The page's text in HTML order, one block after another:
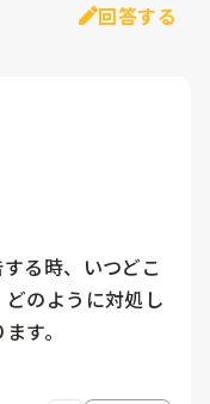
回答する
る時、いつどこ
のように対処し
す。